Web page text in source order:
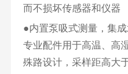
而不损坏传感器和仪器
●内置泵吸式测量，集
专业配件用于高温、高
殊路设计，采样距高大